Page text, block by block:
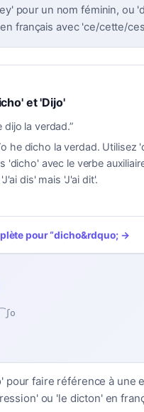
pour un nom féminin, ou
français avec 'ce/cette/
et 'Dijo'
dijo la verdad.”
he dicho la verdad. Utilisez
'dicho' avec le verbe
dis' mais 'J'ai dit'.
pour“dicho&rdquo; →
pour faire référence à une
ou 'le dicton' en